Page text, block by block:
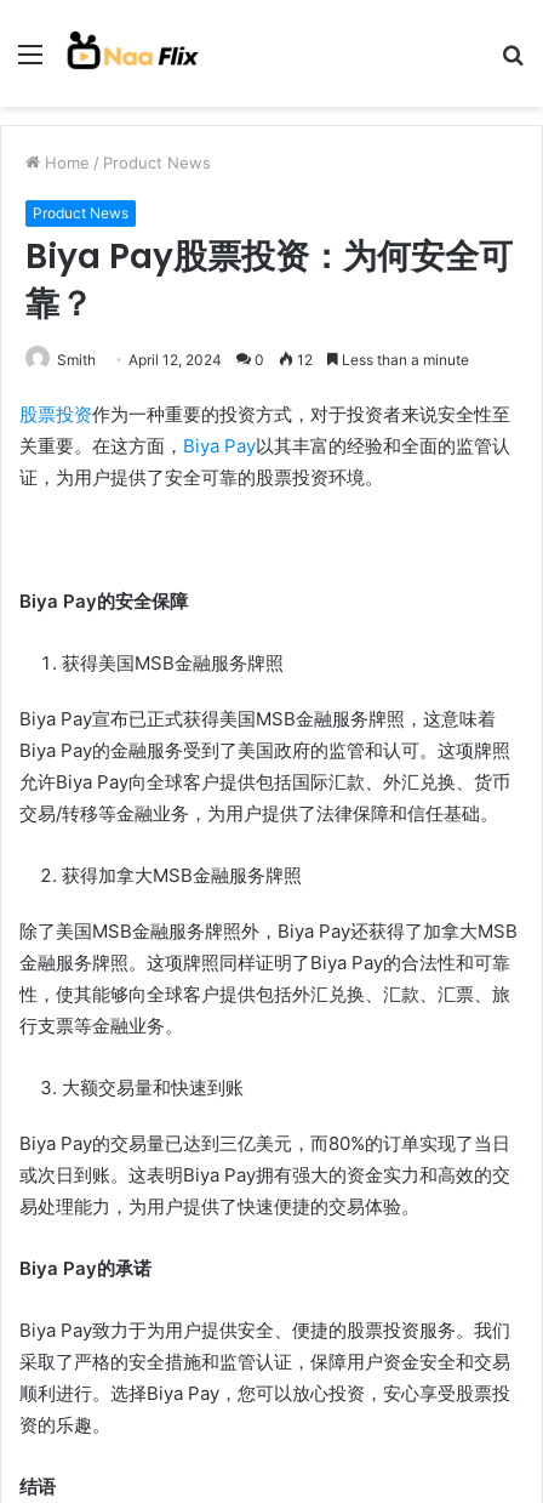
Menu
Home / Product News
Product News
Biya Pay股票投资：为何安全可
靠？
Smith April 12, 2024 0 12 Less than a minute
股票投资作为一种重要的投资方式，对于投资者来说安全性至
关重要。在这方面， Biya Pay以其丰富的经验和全面的监管认
证，为用户提供了安全可靠的股票投资环境。
Biya Pay的安全保障
获得美国MSB金融服务牌照
Biya Pay宣布已正式获得美国MSB金融服务牌照，这意味着
Biya Pay的金融服务受到了美国政府的监管和认可。这项牌照
允许Biya Pay向全球客户提供包括国际汇款、外汇兑换、货币
交易/转移等金融业务，为用户提供了法律保障和信任基础。
获得加拿大MSB金融服务牌照
除了美国MSB金融服务牌照外，Biya Pay还获得了加拿大MSB
金融服务牌照。这项牌照同样证明了Biya Pay的合法性和可靠
性，使其能够向全球客户提供包括外汇兑换、汇款、汇票、旅
行支票等金融业务。
大额交易量和快速到账
Biya Pay的交易量已达到三亿美元，而80%的订单实现了当日
或次日到账。这表明Biya Pay拥有强大的资金实力和高效的交
易处理能力，为用户提供了快速便捷的交易体验。
Biya Pay的承诺
Biya Pay致力于为用户提供安全、便捷的股票投资服务。我们
采取了严格的安全措施和监管认证，保障用户资金安全和交易
顺利进行。选择Biya Pay，您可以放心投资，安心享受股票投
资的乐趣。
结语